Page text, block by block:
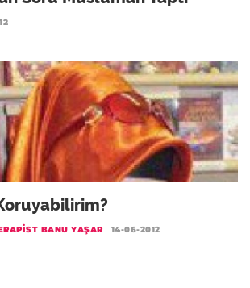
Koruyabilirim?
BANU YAŞAR 14-06-2012